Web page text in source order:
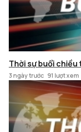
Thời sự buổi chiều
3 ngày trước 91 lượt xem